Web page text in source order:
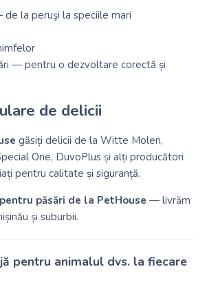
la peruşi la speciile mari
— pentru o dezvoltare corectă și
de delicii
găsiți delicii de la Witte Molen,
One, DuvoPlus și alți producători
pentru calitate și siguranță.
păsări de la PetHouse — livrăm
și suburbii.
pentru animalul dvs. la fiecare